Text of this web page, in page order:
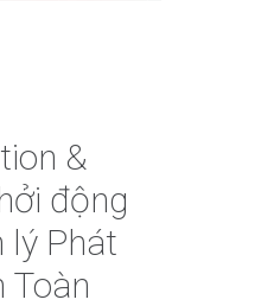
&
động
lý Phát
Toàn